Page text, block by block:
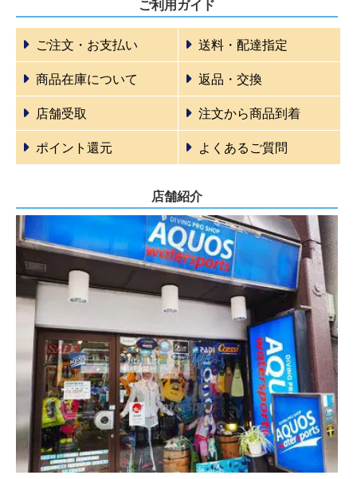
ご利用ガイド
ご注文・お支払い 送料・配達指定
商品在庫について 返品・交換
店舗受取 注文から商品到着
ポイント還元 よくあるご質問
店舗紹介